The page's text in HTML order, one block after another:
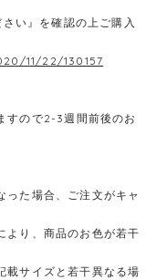
い』を確認の上ご購入
11/22/130157
すので2-3週間前後のお
った場合、ご注文がキャ
より、商品のお色が若干
載サイズと若干異なる場